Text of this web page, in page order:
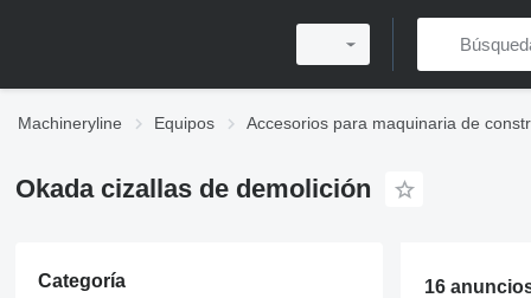
Machineryline Equipos Accesorios para maquinaria de
Okada cizallas de demolición
Categoría 16